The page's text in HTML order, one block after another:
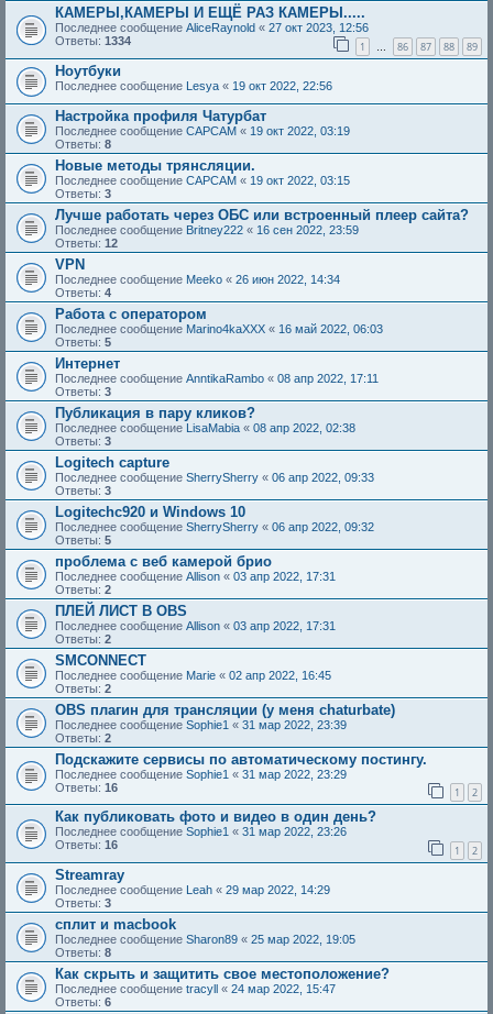
КАМЕРЫ,КАМЕРЫ И ЕЩЁ РАЗ КАМЕРЫ.....
Последнее сообщение AliceRaynold « 27 окт 2023, 12:56
Ответы: 1334 1 … 86 87 88 89
Ноутбуки
Последнее сообщение Lesya « 19 окт 2022, 22:56
Настройка профиля Чатурбат
Последнее сообщение CAPCAM « 19 окт 2022, 03:19
Ответы: 8
Новые методы трянсляции.
Последнее сообщение CAPCAM « 19 окт 2022, 03:15
Ответы: 3
Лучше работать через ОБС или встроенный плеер сайта?
Последнее сообщение Britney222 « 16 сен 2022, 23:59
Ответы: 12
VPN
Последнее сообщение Meeko « 26 июн 2022, 14:34
Ответы: 4
Работа с оператором
Последнее сообщение Marino4kaXXX « 16 май 2022, 06:03
Ответы: 5
Интернет
Последнее сообщение AnntikaRambo « 08 апр 2022, 17:11
Ответы: 3
Публикация в пару кликов?
Последнее сообщение LisaMabia « 08 апр 2022, 02:38
Ответы: 3
Logitech capture
Последнее сообщение SherrySherry « 06 апр 2022, 09:33
Ответы: 3
Logitechc920 и Windows 10
Последнее сообщение SherrySherry « 06 апр 2022, 09:32
Ответы: 5
проблема с веб камерой брио
Последнее сообщение Allison « 03 апр 2022, 17:31
Ответы: 2
ПЛЕЙ ЛИСТ В OBS
Последнее сообщение Allison « 03 апр 2022, 17:31
Ответы: 2
SMCONNECT
Последнее сообщение Marie « 02 апр 2022, 16:45
Ответы: 2
OBS плагин для трансляции (у меня chaturbate)
Последнее сообщение Sophie1 « 31 мар 2022, 23:39
Ответы: 2
Подскажите сервисы по автоматическому постингу.
Последнее сообщение Sophie1 « 31 мар 2022, 23:29
Ответы: 16 1 2
Как публиковать фото и видео в один день?
Последнее сообщение Sophie1 « 31 мар 2022, 23:26
Ответы: 16 1 2
Streamray
Последнее сообщение Leah « 29 мар 2022, 14:29
Ответы: 3
сплит и macbook
Последнее сообщение Sharon89 « 25 мар 2022, 19:05
Ответы: 8
Как скрыть и защитить свое местоположение?
Последнее сообщение tracyll « 24 мар 2022, 15:47
Ответы: 6